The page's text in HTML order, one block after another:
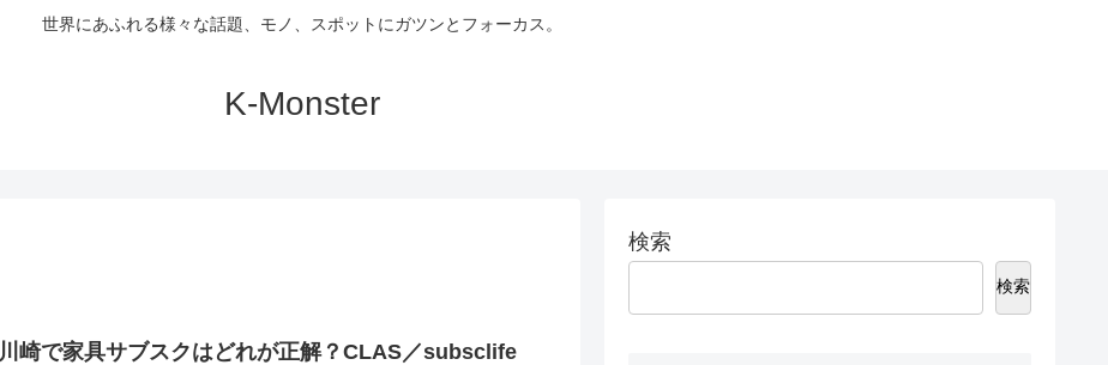
世界にあふれる様々な話題、モノ、スポットにガツンとフォーカス。
K-Monster
川崎で家具サブスクはどれが正解？CLAS／subsclife
検索
検索